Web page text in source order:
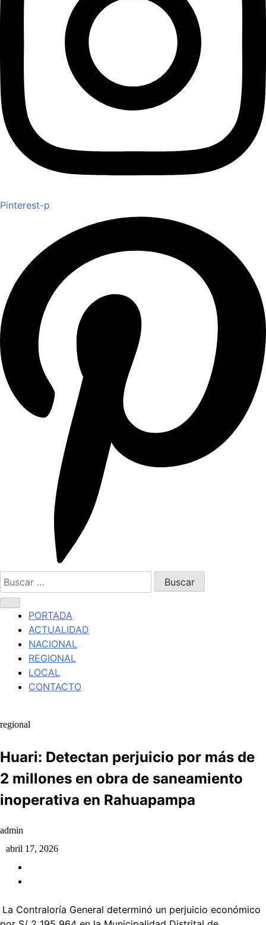
Pinterest-p
Buscar:
PORTADA
ACTUALIDAD
NACIONAL
REGIONAL
LOCAL
CONTACTO
regional
Huari: Detectan perjuicio por más de
2 millones en obra de saneamiento
inoperativa en Rahuapampa
admin
abril 17, 2026
La Contraloría General determinó un perjuicio económico